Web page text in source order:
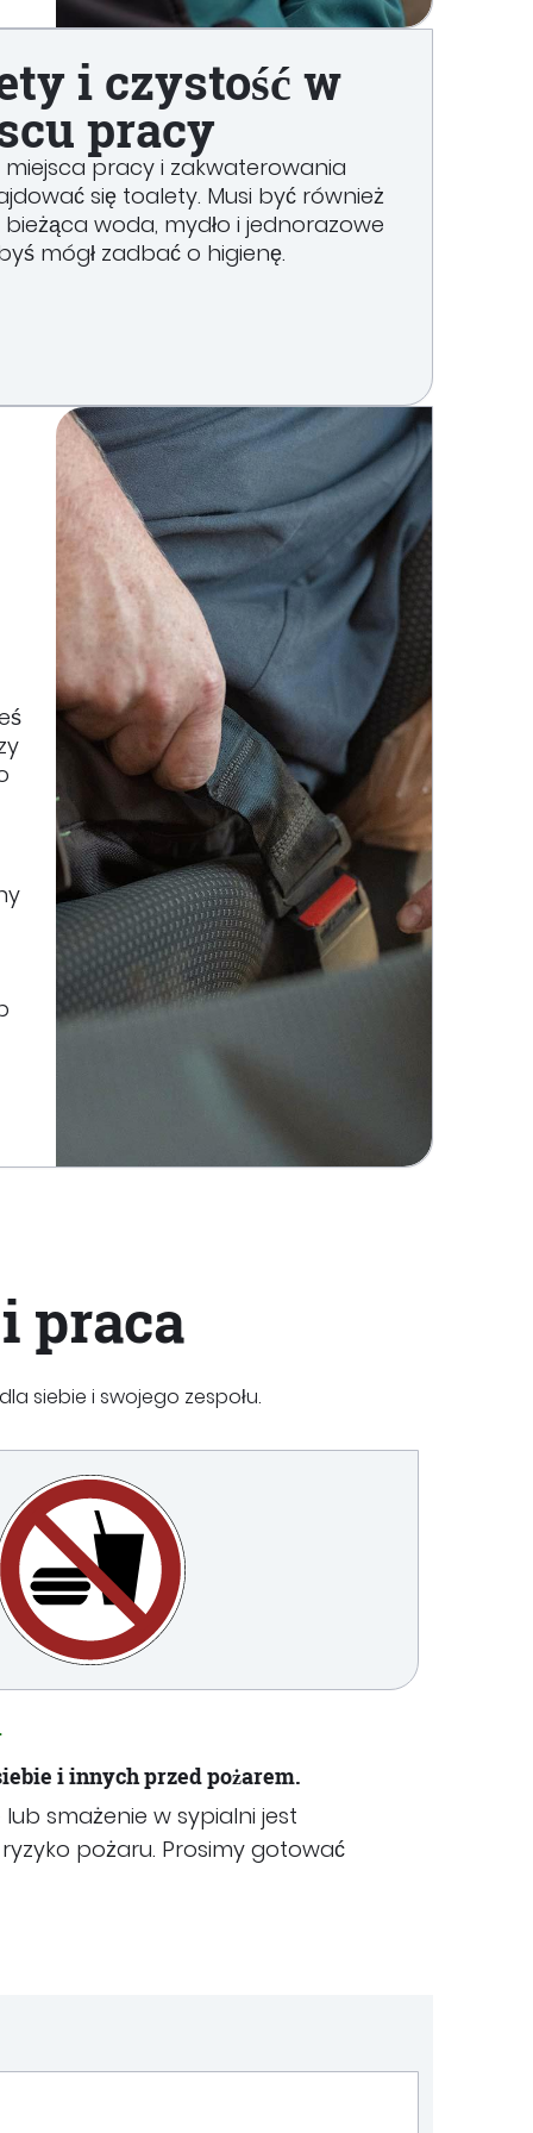
i czystość w
pracy
miejsca pracy i zakwaterowania
się toalety. Musi być również
woda, mydło i jednorazowe
mógł zadbać o higienę.
praca
siebie i swojego zespołu.
i innych przed pożarem.
smażenie w sypialni jest
pożaru. Prosimy gotować